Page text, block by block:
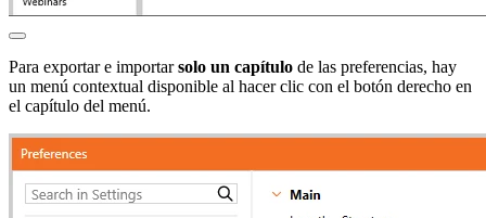
Para exportar e importarsolo un capítulo de las preferencias, hay
un menú contextual disponible al hacer clic con el botón derecho en
el capítulo del menú.